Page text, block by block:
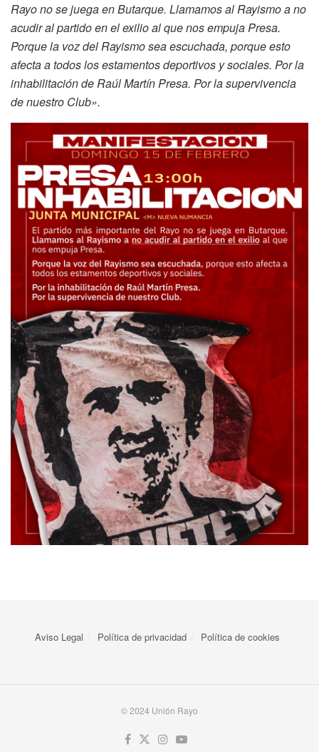
Rayo no se juega en Butarque. Llamamos al Rayismo a no
acudir al partido en el exilio al que nos empuja Presa.
Porque la voz del Rayismo sea escuchada, porque esto
afecta a todos los estamentos deportivos y sociales. Por la
inhabilitación de Raúl Martín Presa. Por la supervivencia
de nuestro Club».
Aviso Legal Política de privacidad Política de cookies
© 2024 Unión Rayo